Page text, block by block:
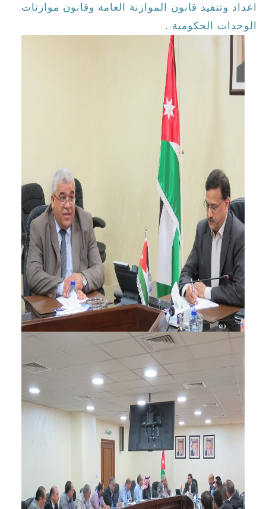
اعداد وتنفيذ قانون الموازنة العامة وقانون موازنات
الوحدات الحكومية .